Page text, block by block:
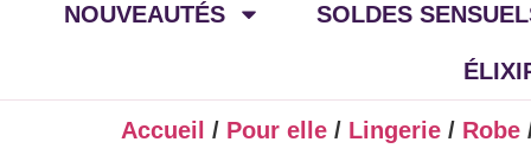
NOUVEAUTÉS SOLDES
Accueil / Pour elle / Lingerie / Robe